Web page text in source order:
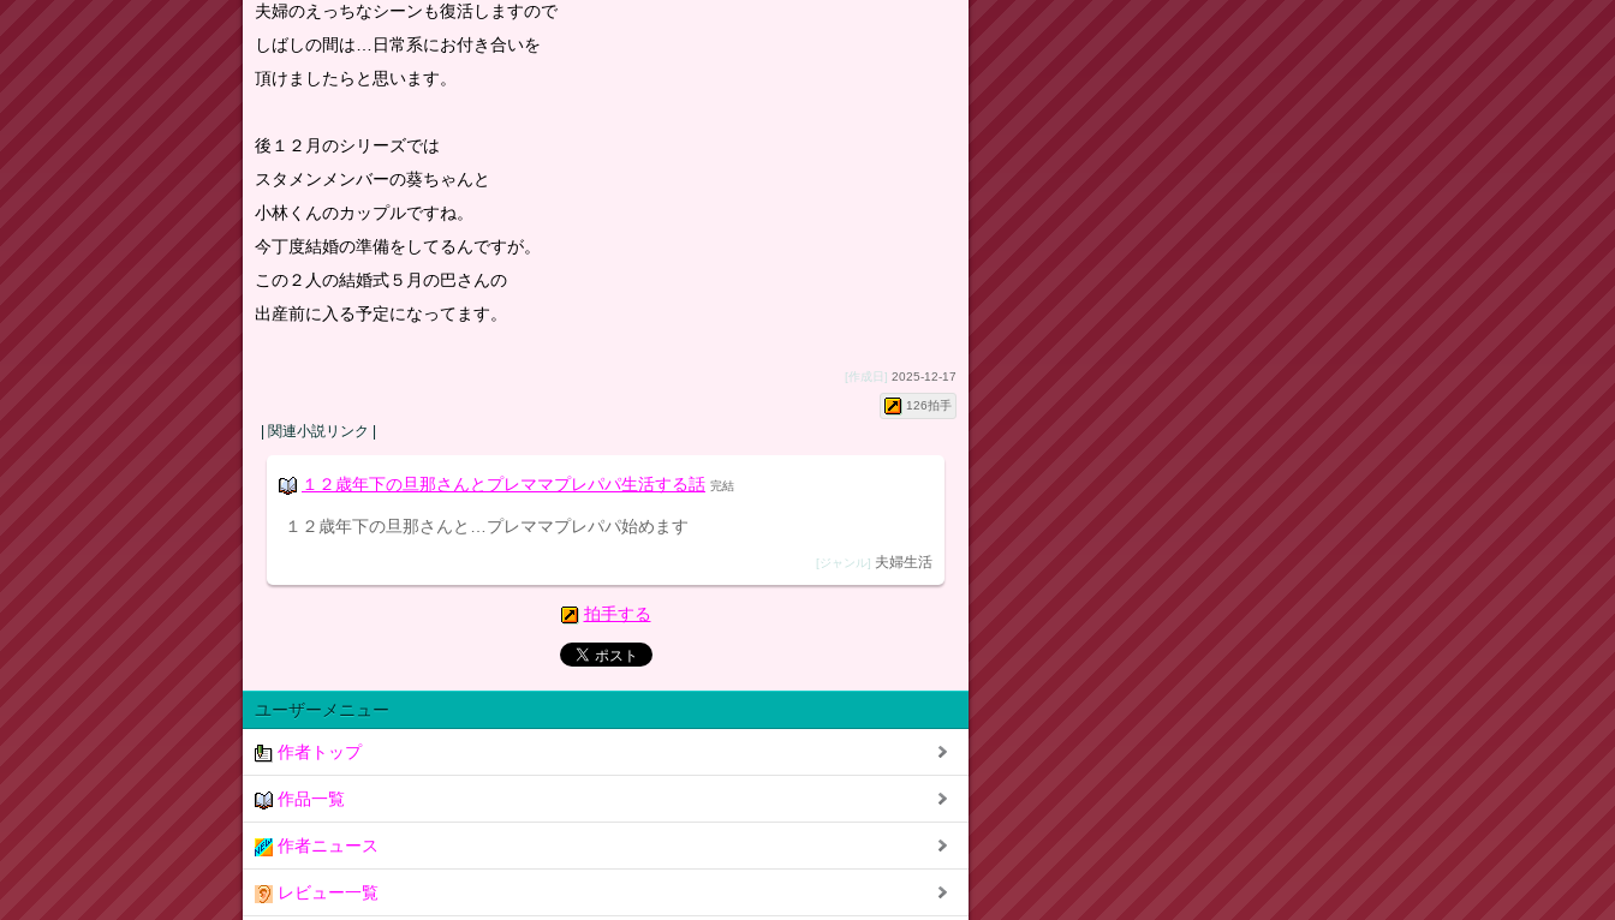
夫婦のえっちなシーンも復活しますので
しばしの間は…日常系にお付き合いを
頂けましたらと思います。
後１２月のシリーズでは
スタメンメンバーの葵ちゃんと
小林くんのカップルですね。
今丁度結婚の準備をしてるんですが。
この２人の結婚式５月の巴さんの
出産前に入る予定になってます。
[作成日] 2025-12-17
126拍手
| 関連小説リンク |
１２歳年下の旦那さんとプレママプレパパ生活する話 完結
１２歳年下の旦那さんと…プレママプレパパ始めます
[ジャンル] 夫婦生活
拍手する
ユーザーメニュー
作者トップ
作品一覧
作者ニュース
レビュー一覧